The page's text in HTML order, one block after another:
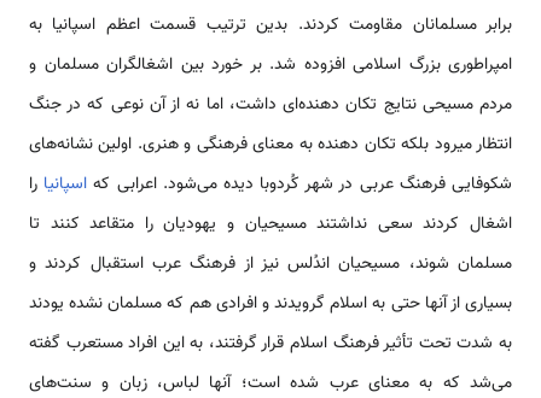
برابر مسلمانان مقاومت کردند. بدین ترتیب قسمت اعظم اسپانیا به
امپراطوری بزرگ اسلامی افزوده شد. بر خورد بین اشغالگران مسلمان و
مردم مسیحی نتایج تکان دهنده‌ای داشت، اما نه از آن نوعی که در جنگ
انتظار میرود بلکه تکان دهنده به معنای فرهنگی و هنری. اولین نشانه‌های
شکوفایی فرهنگ عربی در شهر کُردوبا دیده می‌شود. اعرابی که اسپانیا را
اشغال کردند سعی نداشتند مسیحیان و یهودیان را متقاعد کنند تا
مسلمان شوند، مسیحیان اندُلس نیز از فرهنگ عرب استقبال کردند و
بسیاری از آنها حتی به اسلام گرویدند و افرادی هم که مسلمان نشده یودند
به شدت تحت تأثیر فرهنگ اسلام قرار گرفتند، به این افراد مستعرب گفته
می‌شد که به معنای عرب شده است؛ آنها لباس، زبان و سنت‌های